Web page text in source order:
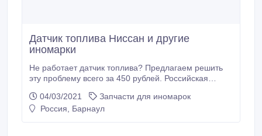
Датчик топлива Ниссан и другие
иномарки
Не работает датчик топлива? Предлагаем решить
эту проблему всего за 450 рублей. Российская
для датчиков топлива Ниссан, Рено, Ауди, Шевроле
и ещё более 120 моделей автомашин. В
04/03/2021
Запчасти для иномарок
Россия, Барнаул